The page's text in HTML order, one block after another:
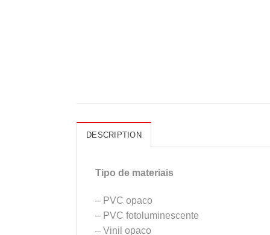
DESCRIPTION
Tipo de materiais
– PVC opaco
– PVC fotoluminescente
– Vinil opaco